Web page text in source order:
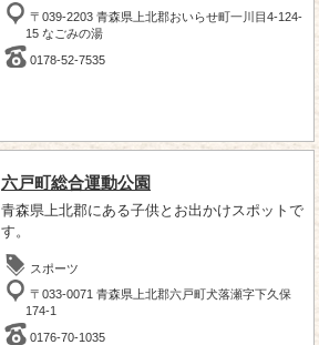
〒039-2203 青森県上北郡おいらせ町一川目4-124-
15 なごみの湯
0178-52-7535
六戸町総合運動公園
青森県上北郡にある子供とお出かけスポットで
す。
スポーツ
〒033-0071 青森県上北郡六戸町犬落瀬字下久保
174-1
0176-70-1035